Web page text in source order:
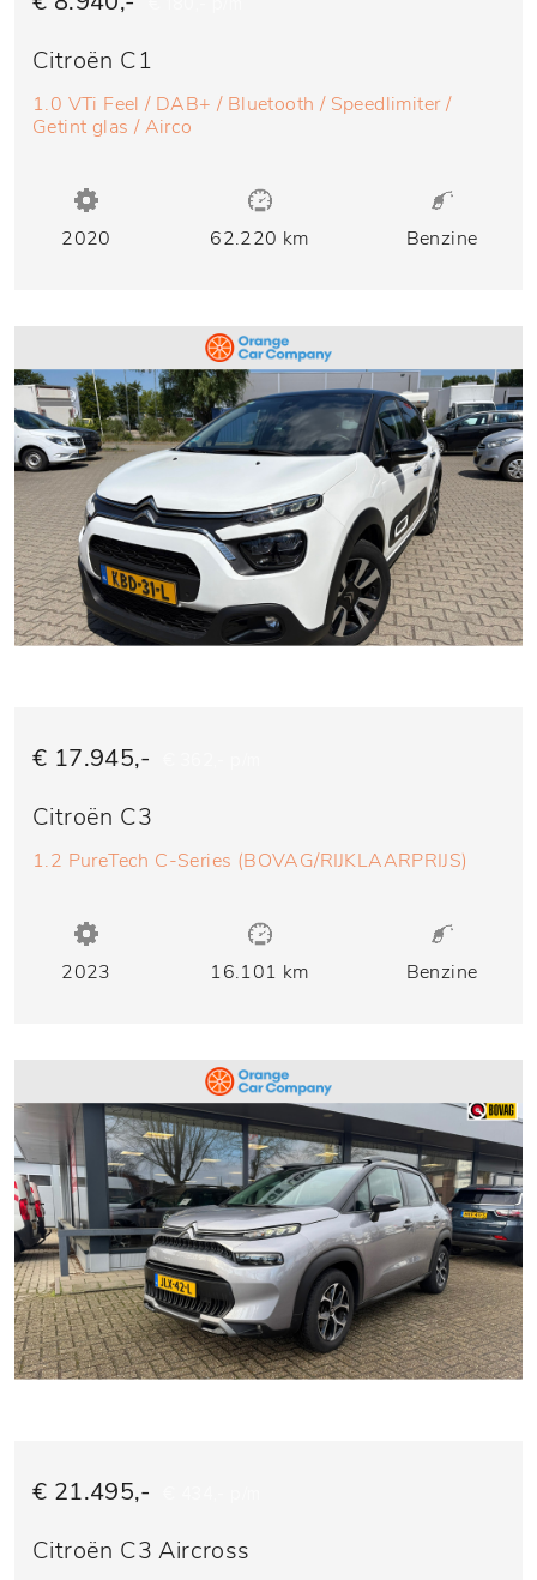
Citroën C1
1.0 VTi Feel / DAB+ / Bluetooth / Speedlimiter /
Getint glas / Airco
2020 62.220 km Benzine
€ 17.945,-
Citroën C3
1.2 PureTech C-Series (BOVAG/RIJKLAARPRIJS)
2023 16.101 km Benzine
€ 21.495,-
Citroën C3 Aircross